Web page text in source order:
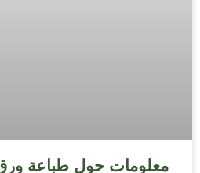
معلومات حول طباعة